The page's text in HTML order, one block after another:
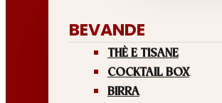
BEVANDE
THÈ E TISANE
COCKTAIL BOX
BIRRA